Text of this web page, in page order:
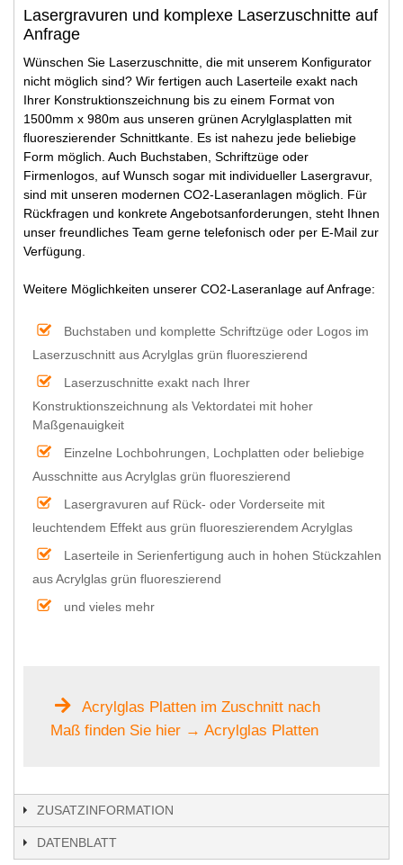
Lasergravuren und komplexe Laserzuschnitte auf
Anfrage
Wünschen Sie Laserzuschnitte, die mit unserem Konfigurator
nicht möglich sind? Wir fertigen auch Laserteile exakt nach
Ihrer Konstruktionszeichnung bis zu einem Format von
1500mm x 980m aus unseren grünen Acrylglasplatten mit
fluoreszierender Schnittkante. Es ist nahezu jede beliebige
Form möglich. Auch Buchstaben, Schriftzüge oder
Firmenlogos, auf Wunsch sogar mit individueller Lasergravur,
sind mit unseren modernen CO2-Laseranlagen möglich. Für
Rückfragen und konkrete Angebotsanforderungen, steht Ihnen
unser freundliches Team gerne telefonisch oder per E-Mail zur
Verfügung.
Weitere Möglichkeiten unserer CO2-Laseranlage auf Anfrage:
Buchstaben und komplette Schriftzüge oder Logos im
Laserzuschnitt aus Acrylglas grün fluoreszierend
Laserzuschnitte exakt nach Ihrer
Konstruktionszeichnung als Vektordatei mit hoher
Maßgenauigkeit
Einzelne Lochbohrungen, Lochplatten oder beliebige
Ausschnitte aus Acrylglas grün fluoreszierend
Lasergravuren auf Rück- oder Vorderseite mit
leuchtendem Effekt aus grün fluoreszierendem Acrylglas
Laserteile in Serienfertigung auch in hohen Stückzahlen
aus Acrylglas grün fluoreszierend
und vieles mehr
Acrylglas Platten im Zuschnitt nach
Maß finden Sie hier → Acrylglas Platten
ZUSATZINFORMATION
DATENBLATT